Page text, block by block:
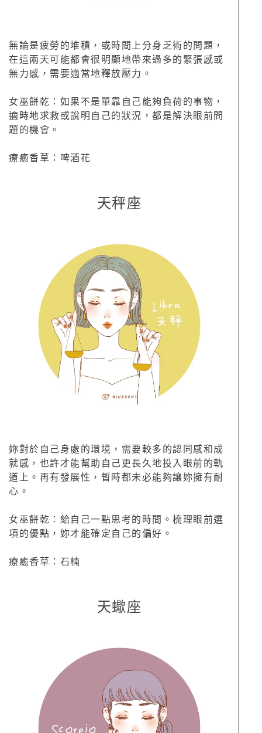
無論是疲勞的堆積，或時間上分身乏術的問題，
在這兩天可能都會很明顯地帶來過多的緊張感或
無力感，需要適當地釋放壓力。
女巫餅乾：如果不是單靠自己能夠負荷的事物，
適時地求救或說明自己的狀況，都是解決眼前問
題的機會。
療癒香草：啤酒花
天秤座
妳對於自己身處的環境，需要較多的認同感和成
就感，也許才能幫助自己更長久地投入眼前的軌
道上。再有發展性，暫時都未必能夠讓妳擁有耐
心。
女巫餅乾：給自己一點思考的時間。梳理眼前選
項的優點，妳才能確定自己的偏好。
療癒香草：石楠
天蠍座